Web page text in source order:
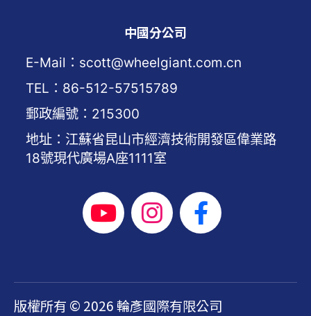
中國分公司
E-Mail：scott@wheelgiant.com.cn
TEL：86-512-57515789
郵政編號：215300
地址：江蘇省昆山市經濟技術開發區偉業路
18號現代廣場A座1111室
版權所有 © 2026 輪彥國際有限公司